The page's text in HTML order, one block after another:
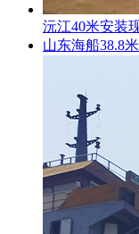
沅江40米安装
山东海船38.8